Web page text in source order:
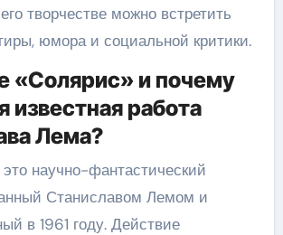
творчестве можно встретить
юмора и социальной критики.
«Солярис» и почему
известная работа
Лема?
научно-фантастический
Станиславом Лемом и
в 1961 году. Действие